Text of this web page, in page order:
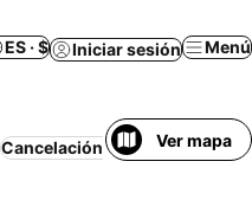
ES · $ Iniciar sesión Menú
Cancelación gratuita Aire
Ver mapa